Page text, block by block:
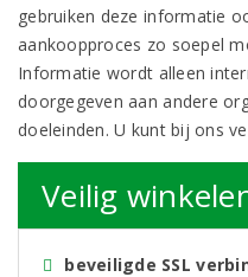
gebruiken deze informatie
aankoopproces zo soepel
Informatie wordt alleen
doorgegeven aan andere
doeleinden. U kunt bij ons
Veilig
beveiligde SSL